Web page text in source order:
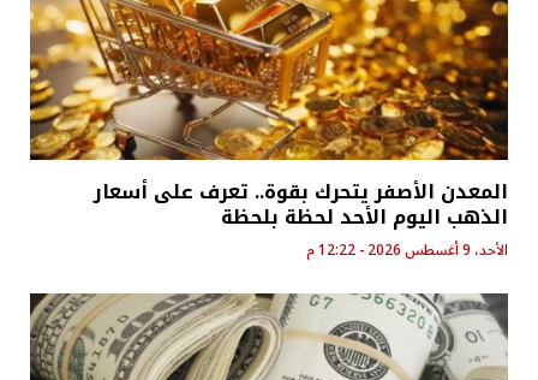
المعدن الأصفر يتحرك بقوة.. تعرف على أسعار
الذهب اليوم الأحد لحظة بلحظة
الأحد، 9 أغسطس 2026 - 12:22 م